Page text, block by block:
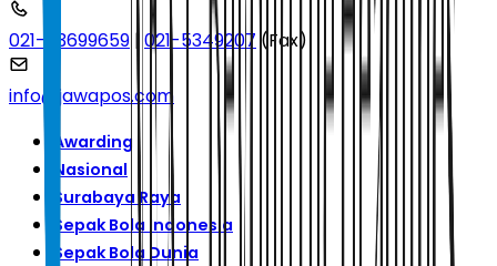
021-53699659 | 021-5349207 (Fax)
info@jawapos.com
Awarding
Nasional
Surabaya Raya
Sepak Bola Indonesia
Sepak Bola Dunia